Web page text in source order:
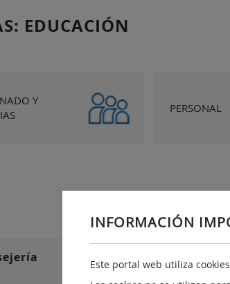
EDUCACIÓN
Y
PERSONAL
INFORMACIÓN
Este portal web utiliza